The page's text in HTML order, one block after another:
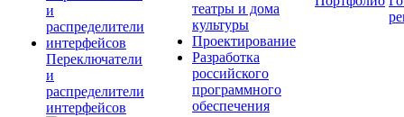
Переключатели
и
распределители
интерфейсов
театры и дома
культуры
Проектирование
Разработка
российского
программного
обеспечения